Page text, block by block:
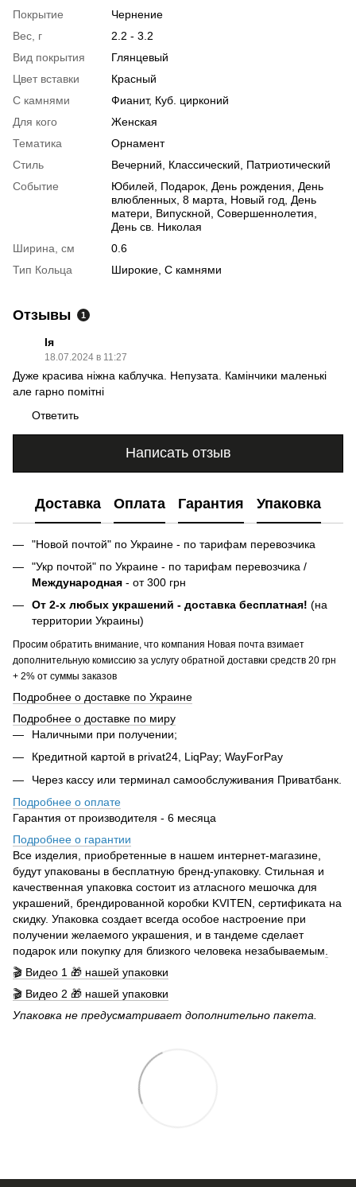
Покрытие
Чернение
Вес, г
2.2 - 3.2
Вид покрытия
Глянцевый
Цвет вставки
Красный
С камнями
Фианит, Куб. цирконий
Для кого
Женская
Тематика
Орнамент
Стиль
Вечерний, Классический, Патриотический
Событие
Юбилей, Подарок, День рождения, День
влюбленных, 8 марта, Новый год, День
матери, Випускной, Совершеннолетия,
День св. Николая
Ширина, см
0.6
Тип Кольца
Широкие, С камнями
Отзывы 1
Ія
18.07.2024 в 11:27
Дуже красива ніжна каблучка. Непузата. Камінчики маленькі
але гарно помітні
Ответить
Написать отзыв
Доставка Оплата Гарантия Упаковка
"Новой почтой" по Украине - по тарифам перевозчика
"Укр почтой" по Украине - по тарифам перевозчика /
Международная - от 300 грн
От 2-х любых украшений - доставка бесплатная! (на
территории Украины)
Просим обратить внимание, что компания Новая почта взимает
дополнительную комиссию за услугу обратной доставки средств 20 грн
+ 2% от суммы заказов
Подробнее о доставке по Украине
Подробнее о доставке по миру
Наличными при получении;
Кредитной картой в privat24, LiqPay; WayForPay
Через кассу или терминал самообслуживания Приватбанк.
Подробнее о оплате
Гарантия от производителя - 6 месяца
Подробнее о гарантии
Все изделия, приобретенные в нашем интернет-магазине,
будут упакованы в бесплатную бренд-упаковку. Стильная и
качественная упаковка состоит из атласного мешочка для
украшений, брендированной коробки KVITEN, сертификата на
скидку. Упаковка создает всегда особое настроение при
получении желаемого украшения, и в тандеме сделает
подарок или покупку для близкого человека незабываемым
🎬 Видео 1 🎁 нашей упаковки
🎬 Видео 2 🎁 нашей упаковки
Упаковка не предусматривает дополнительно пакета.